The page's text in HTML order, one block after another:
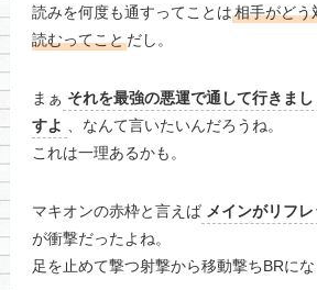
読みを何度も通すってことは相手がどう
読むってことだし。
まぁ それを最強の悪運で通して行きま
すよ 、なんて言いたいんだろうね。
これは一理あるかも。
マキオンの赤枠と言えば メインがリフ
が衝撃だったよね。
足を止めて撃つ射撃から移動撃ちBRにな